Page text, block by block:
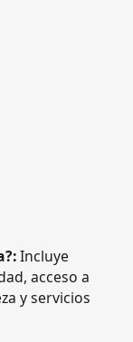
Incluye
acceso a
y servicios